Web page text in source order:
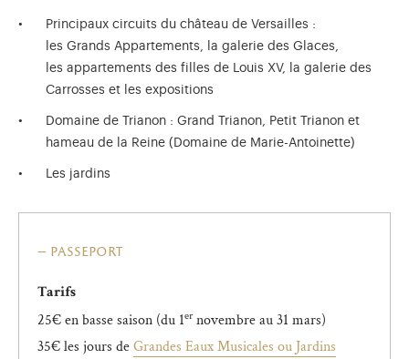
Principaux circuits du château de Versailles :
les Grands Appartements, la galerie des Glaces,
les appartements des filles de Louis XV, la galerie des
Carrosses et les expositions
Domaine de Trianon : Grand Trianon, Petit Trianon et
hameau de la Reine (Domaine de Marie-Antoinette)
Les jardins
passeport
Tarifs
25€ en basse saison (du 1ernovembre au 31 mars)
35€ les jours deGrandes Eaux Musicales ou Jardins